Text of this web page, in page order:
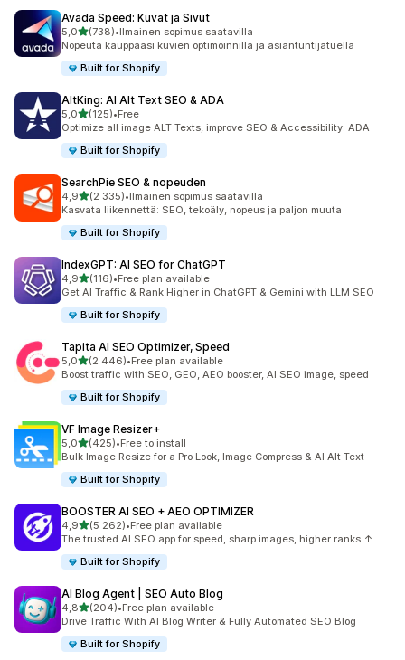
Avada Speed: Kuvat ja Sivut
5,0/ 5 tähteä
(738)
738 arvostelua yhteensä
•Ilmainen sopimus saatavilla
Nopeuta kauppaasi kuvien optimoinnilla ja asiantuntijatuella
Built for Shopify
AltKing: AI Alt Text SEO & ADA
5,0/ 5 tähteä
(125)
125 arvostelua yhteensä
•Free
Optimize all image ALT Texts, improve SEO & Accessibility: ADA
Built for Shopify
SearchPie SEO & nopeuden
4,9/ 5 tähteä
(2 335)
2335 arvostelua yhteensä
•Ilmainen sopimus saatavilla
Kasvata liikennettä: SEO, tekoäly, nopeus ja paljon muuta
Built for Shopify
IndexGPT: AI SEO for ChatGPT
4,9/ 5 tähteä
(116)
116 arvostelua yhteensä
•Free plan available
Get AI Traffic & Rank Higher in ChatGPT & Gemini with LLM SEO
Built for Shopify
Tapita AI SEO Optimizer, Speed
5,0/ 5 tähteä
(2 446)
2446 arvostelua yhteensä
•Free plan available
Boost traffic with SEO, GEO, AEO booster, AI SEO image, speed
Built for Shopify
VF Image Resizer+
5,0/ 5 tähteä
(425)
425 arvostelua yhteensä
•Free to install
Bulk Image Resize for a Pro Look, Image Compress & AI Alt Text
Built for Shopify
BOOSTER AI SEO + AEO OPTIMIZER
4,9/ 5 tähteä
(5 262)
5262 arvostelua yhteensä
•Free plan available
The trusted AI SEO app for speed, sharp images, higher ranks ↑
Built for Shopify
AI Blog Agent | SEO Auto Blog
4,8/ 5 tähteä
(204)
204 arvostelua yhteensä
•Free plan available
Drive Traffic With AI Blog Writer & Fully Automated SEO Blog
Built for Shopify